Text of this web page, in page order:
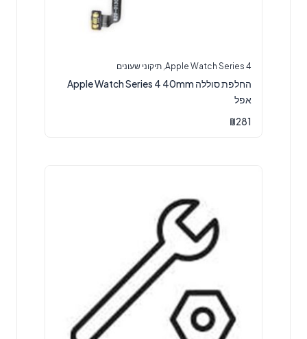
Apple Watch Series 4
,תיקוני שעונים
‏החלפת סוללה Apple Watch Series 4 40mm
אפל
₪281